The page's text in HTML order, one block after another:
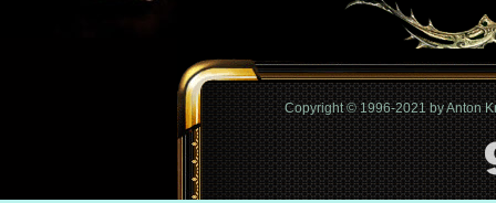
Copyright © 1996-2021 by Anton